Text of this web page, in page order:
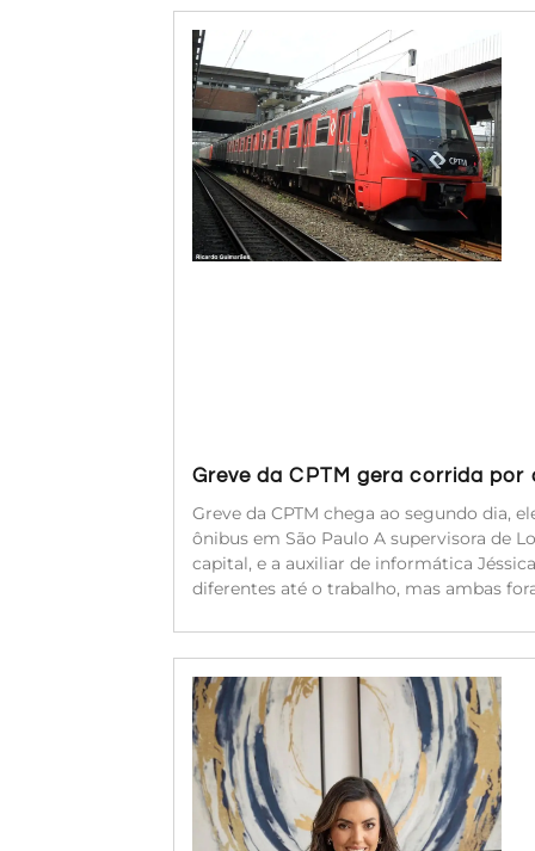
Greve da CPTM gera corrida
Greve da CPTM chega ao segundo dia,
ônibus em São Paulo A supervisora de
capital, e a auxiliar de informática
diferentes até o trabalho, mas ambas